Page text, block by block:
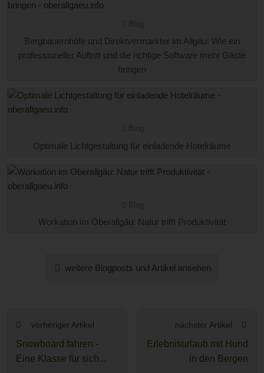
Bergbauernhöfe und Direktvermarkter im Allgäu: Wie ein
professioneller Auftritt und die richtige Software mehr Gäste
bringen
Optimale Lichtgestaltung für einladende Hotelräume
Workation im Oberallgäu: Natur trifft Produktivität
weitere Blogposts und Artikel ansehen
vorheriger Artikel
Snowboard fahren -
Eine Klasse für sich...
nächster Artikel
Erlebnisurlaub mit Hund
in den Bergen